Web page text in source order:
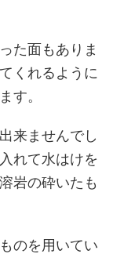
た面もありま
くれるように
す。
来ませんでし
れて水はけを
岩の砕いたも
のを用いてい